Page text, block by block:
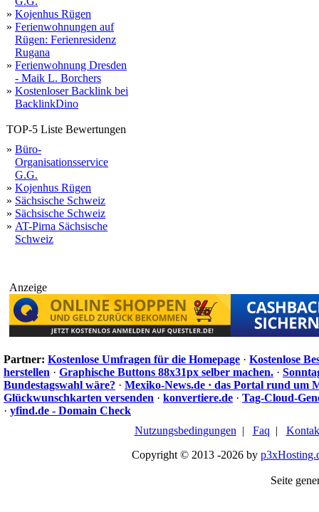
» Kojenhus Rügen
» Ferienwohnungen auf
Rügen: Ferienresidenz
Rugana
» Ferienwohnung Dresden
- Maik L. Borchers
» Kostenloser Backlink bei
BacklinkDino
TOP-5 Liste Bewertungen
» Büro-
Organisationsservice
G.G.
» Kojenhus Rügen
» Sächsische Schweiz
» Sächsische Schweiz
» AT-Pirna Sächsische
Schweiz
Anzeige
Partner: Kostenlose Umfragen für die Homepage · Kostenlose
herstellen · Graphische Buttons 88x31px selber machen. ·
Bundestagswahl wäre? · Mexiko-News.de · das Portal rund um
Glückwunschkarten versenden · konvertiere.de · Tag-Cloud-
· yfind.de - Domain Check
Nutzungsbedingungen | Faq |
Copyright © 2013 -2026 by
Seite